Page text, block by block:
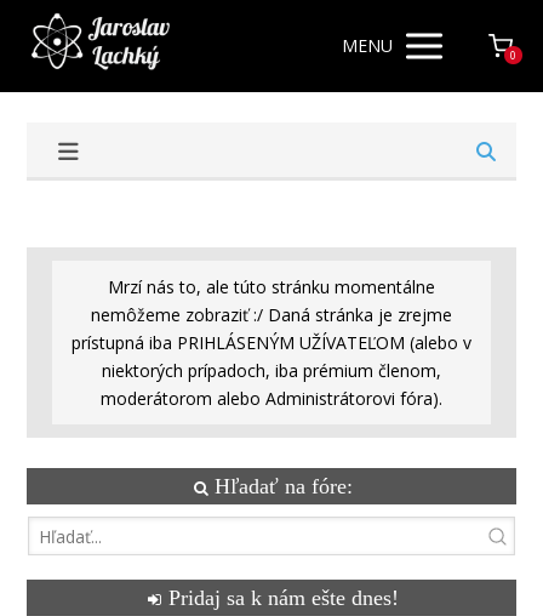
MENU 0
Mrzí nás to, ale túto stránku momentálne
nemôžeme zobraziť :/ Daná stránka je zrejme
prístupná iba PRIHLÁSENÝM UŽÍVATEĽOM (alebo v
niektorých prípadoch, iba prémium členom,
moderátorom alebo Administrátorovi fóra).
Hľadať na fóre:
Pridaj sa k nám ešte dnes!